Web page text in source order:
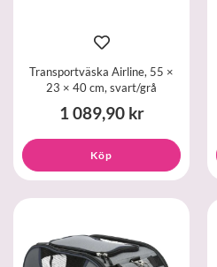
Transportväska Airline, 55 ×
23 × 40 cm, svart/grå
1 089,90 kr
Köp